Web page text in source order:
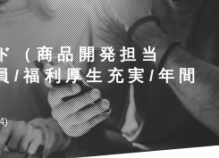
（商品開発担当
/福利厚生充実/年間